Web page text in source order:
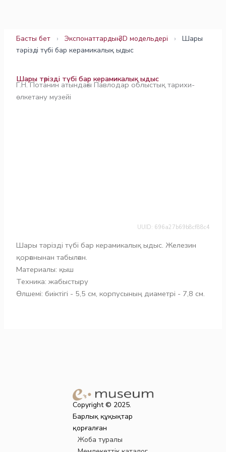
Басты бет › Экспонаттардың 3D модельдері ›
Шары
тәрізді түбі бар керамикалық ыдыс
Шары тәрізді түбі бар керамикалық ыдыс
Г.Н. Потанин атындағы Павлодар облыстық тарихи-
өлкетану музейі
UUID: 696a27b69b8cf88c4
Шары тәрізді түбі бар керамикалық ыдыс. Железин
қорғанынан табылған.
Материалы: қыш
Техника: жабыстыру
Өлшемі: биіктігі - 5,5 см, корпусының диаметрі - 7,8 см.
Copyright © 2025.
Барлық құқықтар
қорғалған
Жоба туралы